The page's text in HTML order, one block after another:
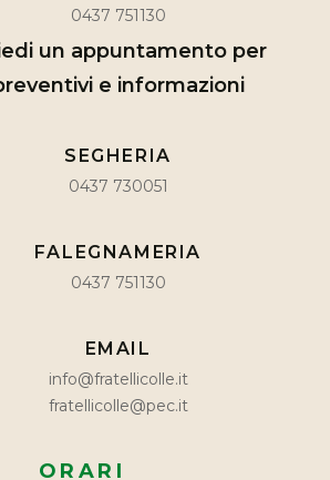
0437 751130
un appuntamento per
e informazioni
SEGHERIA
0437 730051
FALEGNAMERIA
0437 751130
EMAIL
info@fratellicolle.it
fratellicolle@pec.it
ORARI